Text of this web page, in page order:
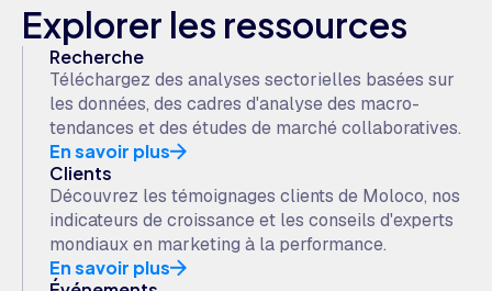
Explorer les ressources
Recherche
Téléchargez des analyses sectorielles basées sur
les données, des cadres d'analyse des macro-
tendances et des études de marché collaboratives.
En savoir plus
Clients
Découvrez les témoignages clients de Moloco, nos
indicateurs de croissance et les conseils d'experts
mondiaux en marketing à la performance.
En savoir plus